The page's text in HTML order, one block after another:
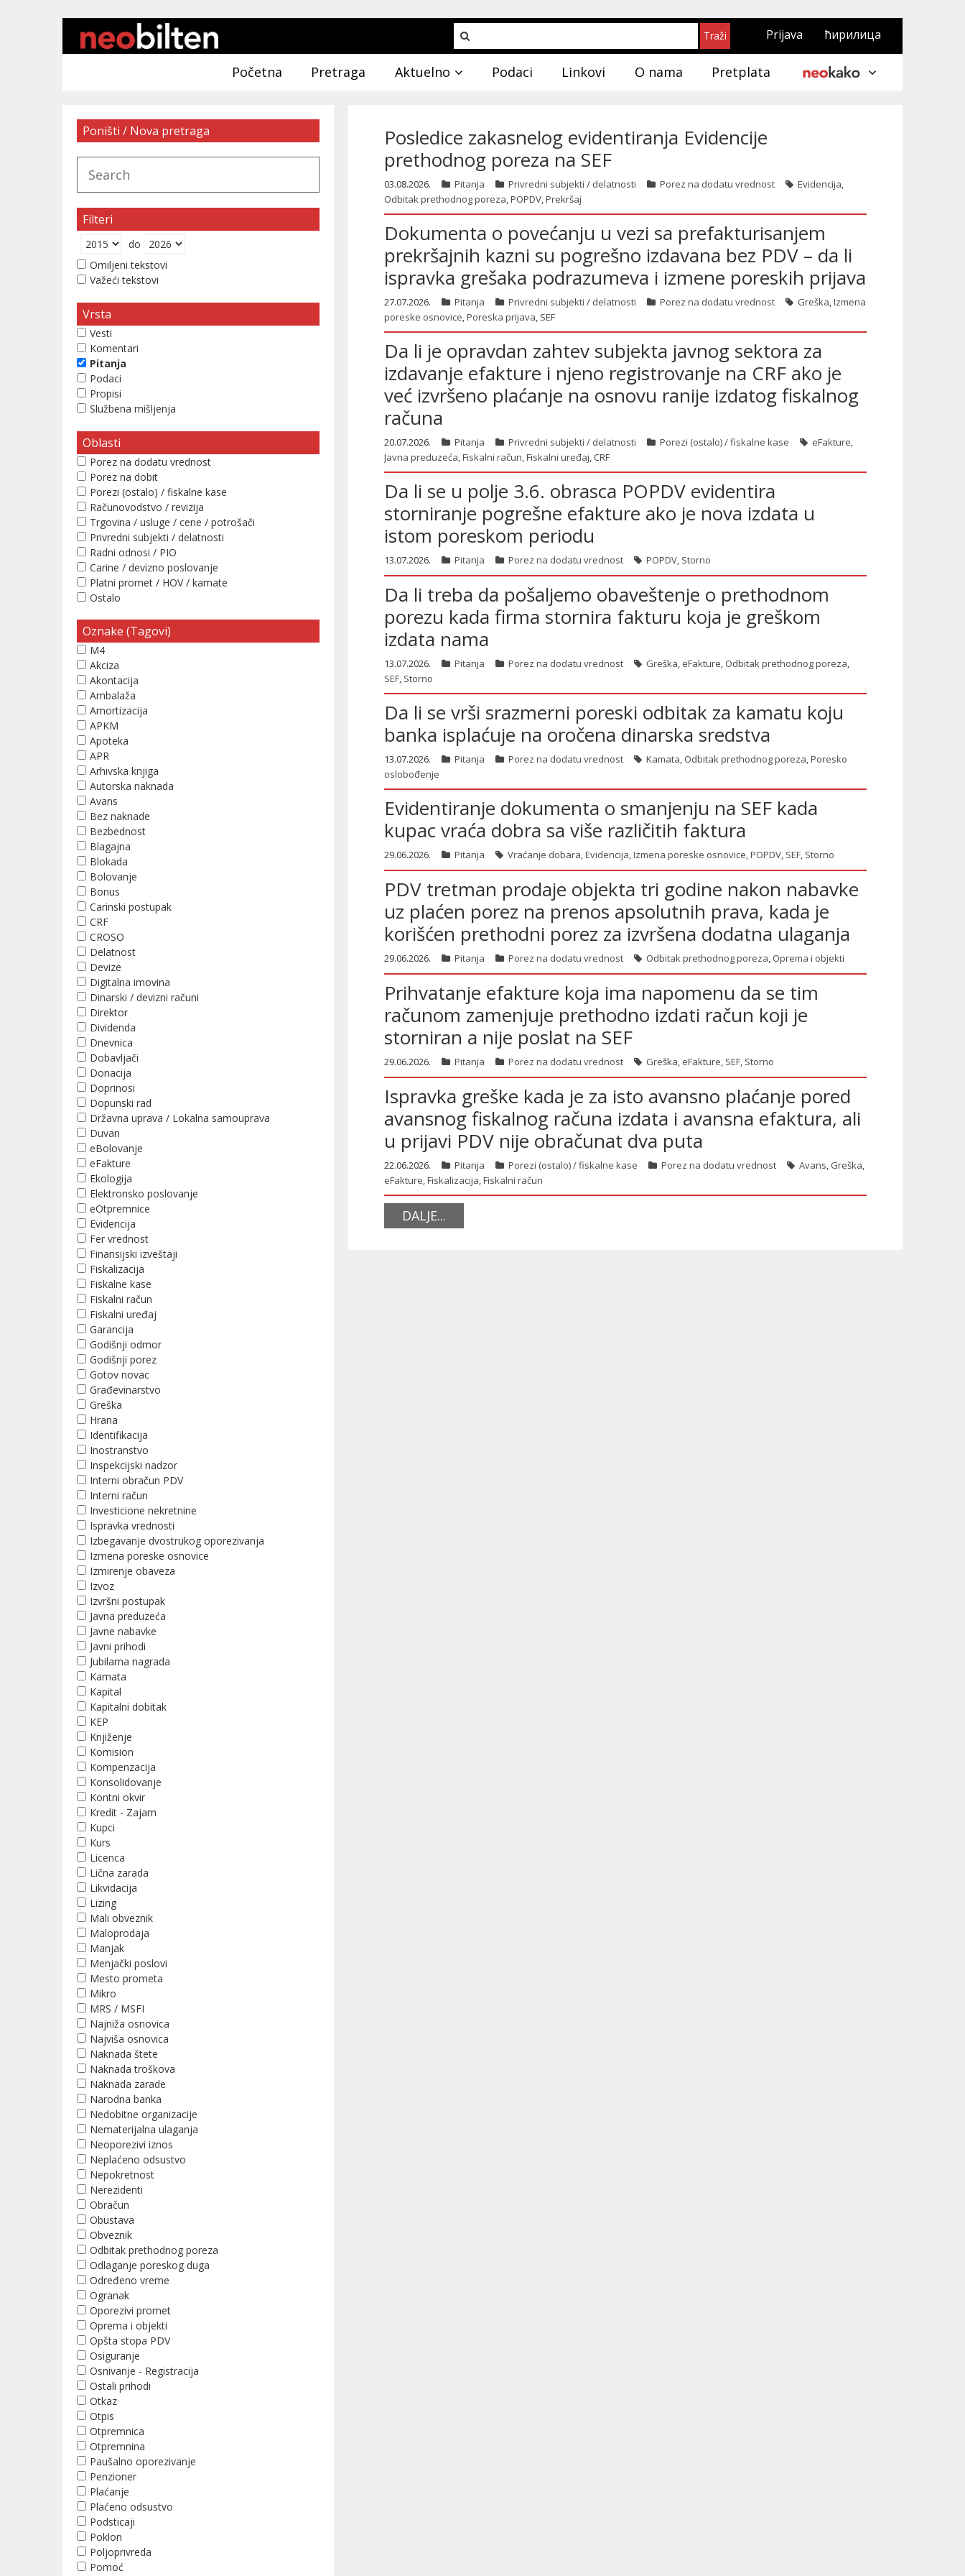
Prijava ћирилица
Početna Pretraga Aktuelno Podaci Linkovi O nama Pretplata
Posledice zakasnelog evidentiranja Evidencije
prethodnog poreza na SEF
03.08.2026. Pitanja Privredni subjekti / delatnosti Porez na dodatu vrednost Evidencija,
Odbitak prethodnog poreza,POPDV,Prekršaj
Dokumenta o povećanju u vezi sa prefakturisanjem
prekršajnih kazni su pogrešno izdavana bez PDV – da li
ispravka grešaka podrazumeva i izmene poreskih prijava
27.07.2026. Pitanja Privredni subjekti / delatnosti Porez na dodatu vrednost Greška,Izmena
poreske osnovice,Poreska prijava, SEF
Da li je opravdan zahtev subjekta javnog sektora za
izdavanje efakture i njeno registrovanje na CRF ako je
već izvršeno plaćanje na osnovu ranije izdatog fiskalnog
računa
20.07.2026. Pitanja Privredni subjekti / delatnosti Porezi (ostalo) / fiskalne kase eFakture,
Javna preduzeća,Fiskalni račun,Fiskalni uređaj, CRF
Da li se u polje 3.6. obrasca POPDV evidentira
storniranje pogrešne efakture ako je nova izdata u
istom poreskom periodu
13.07.2026. Pitanja Porez na dodatu vrednost POPDV, Storno
Da li treba da pošaljemo obaveštenje o prethodnom
porezu kada firma stornira fakturu koja je greškom
izdata nama
13.07.2026. Pitanja Porez na dodatu vrednost Greška, eFakture, Odbitak prethodnog poreza,
SEF, Storno
Da li se vrši srazmerni poreski odbitak za kamatu koju
banka isplaćuje na oročena dinarska sredstva
13.07.2026. Pitanja Porez na dodatu vrednost Kamata, Odbitak prethodnog poreza,Poresko
oslobođenje
Evidentiranje dokumenta o smanjenju na SEF kada
kupac vraća dobra sa više različitih faktura
29.06.2026. Pitanja Vraćanje dobara,Evidencija,Izmena poreske osnovice,POPDV, SEF, Storno
PDV tretman prodaje objekta tri godine nakon nabavke
uz plaćen porez na prenos apsolutnih prava, kada je
korišćen prethodni porez za izvršena dodatna ulaganja
29.06.2026. Pitanja Porez na dodatu vrednost Odbitak prethodnog poreza, Oprema i objekti
Prihvatanje efakture koja ima napomenu da se tim
računom zamenjuje prethodno izdati račun koji je
storniran a nije poslat na SEF
29.06.2026. Pitanja Porez na dodatu vrednost Greška, eFakture, SEF, Storno
Ispravka greške kada je za isto avansno plaćanje pored
avansnog fiskalnog računa izdata i avansna efaktura, ali
u prijavi PDV nije obračunat dva puta
22.06.2026. Pitanja Porezi (ostalo) / fiskalne kase Porez na dodatu vrednost Avans, Greška,
eFakture,Fiskalizacija,Fiskalni račun
DALJE...
Poništi / Nova pretraga
Filteri
do
Omiljeni tekstovi
Važeći tekstovi
Vrsta
Vesti
Komentari
Pitanja
Podaci
Propisi
Službena mišljenja
Oblasti
Porez na dodatu vrednost
Porez na dobit
Porezi (ostalo) / fiskalne kase
Računovodstvo / revizija
Trgovina / usluge / cene / potrošači
Privredni subjekti / delatnosti
Radni odnosi / PIO
Carine / devizno poslovanje
Platni promet / HOV / kamate
Ostalo
Oznake (Tagovi)
M4
Akciza
Akontacija
Ambalaža
Amortizacija
APKM
Apoteka
APR
Arhivska knjiga
Autorska naknada
Avans
Bez naknade
Bezbednost
Blagajna
Blokada
Bolovanje
Bonus
Carinski postupak
CRF
CROSO
Delatnost
Devize
Digitalna imovina
Dinarski / devizni računi
Direktor
Dividenda
Dnevnica
Dobavljači
Donacija
Doprinosi
Dopunski rad
Državna uprava / Lokalna samouprava
Duvan
eBolovanje
eFakture
Ekologija
Elektronsko poslovanje
eOtpremnice
Evidencija
Fer vrednost
Finansijski izveštaji
Fiskalizacija
Fiskalne kase
Fiskalni račun
Fiskalni uređaj
Garancija
Godišnji odmor
Godišnji porez
Gotov novac
Građevinarstvo
Greška
Hrana
Identifikacija
Inostranstvo
Inspekcijski nadzor
Interni obračun PDV
Interni račun
Investicione nekretnine
Ispravka vrednosti
Izbegavanje dvostrukog oporezivanja
Izmena poreske osnovice
Izmirenje obaveza
Izvoz
Izvršni postupak
Javna preduzeća
Javne nabavke
Javni prihodi
Jubilarna nagrada
Kamata
Kapital
Kapitalni dobitak
KEP
Knjiženje
Komision
Kompenzacija
Konsolidovanje
Kontni okvir
Kredit - Zajam
Kupci
Kurs
Licenca
Lična zarada
Likvidacija
Lizing
Mali obveznik
Maloprodaja
Manjak
Menjački poslovi
Mesto prometa
Mikro
MRS / MSFI
Najniža osnovica
Najviša osnovica
Naknada štete
Naknada troškova
Naknada zarade
Narodna banka
Nedobitne organizacije
Nematerijalna ulaganja
Neoporezivi iznos
Neplaćeno odsustvo
Nepokretnost
Nerezidenti
Obračun
Obustava
Obveznik
Odbitak prethodnog poreza
Odlaganje poreskog duga
Određeno vreme
Ogranak
Oporezivi promet
Oprema i objekti
Opšta stopa PDV
Osiguranje
Osnivanje - Registracija
Ostali prihodi
Otkaz
Otpis
Otpremnica
Otpremnina
Paušalno oporezivanje
Penzioner
Plaćanje
Plaćeno odsustvo
Podsticaji
Poklon
Poljoprivreda
Pomoć